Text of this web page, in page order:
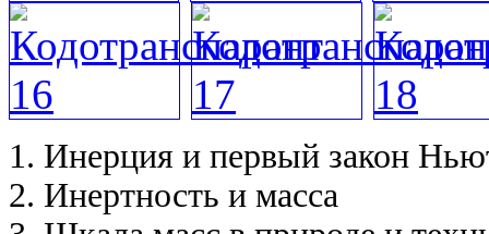
1. Инерция и первый закон
2. Инертность и масса